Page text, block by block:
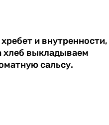
и внутренности,
хлеб выкладываем
сальсу.